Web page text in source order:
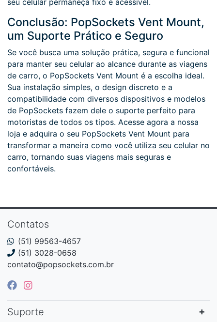
seu celular permaneça fixo e acessível.
Conclusão: PopSockets Vent Mount,
um Suporte Prático e Seguro
Se você busca uma solução prática, segura e funcional
para manter seu celular ao alcance durante as viagens
de carro, o PopSockets Vent Mount é a escolha ideal.
Sua instalação simples, o design discreto e a
compatibilidade com diversos dispositivos e modelos
de PopSockets fazem dele o suporte perfeito para
motoristas de todos os tipos. Acesse agora a nossa
loja e adquira o seu PopSockets Vent Mount para
transformar a maneira como você utiliza seu celular no
carro, tornando suas viagens mais seguras e
confortáveis.
Contatos
(51) 99563-4657
(51) 3028-0658
contato@popsockets.com.br
Suporte